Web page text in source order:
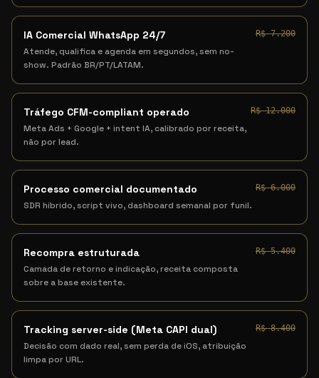
IA Comercial WhatsApp 24/7
Atende, qualifica e agenda em segundos, sem no-
show. Padrão BR/PT/LATAM.
R$ 7.200
Tráfego CFM-compliant operado
Meta Ads + Google + intent IA, calibrado por receita,
não por lead.
R$ 12.000
Processo comercial documentado
SDR híbrido, script vivo, dashboard semanal por funil.
R$ 6.000
Recompra estruturada
Camada de retorno e indicação, receita composta
sobre a base existente.
R$ 5.400
Tracking server-side (Meta CAPI dual)
Decisão com dado real, sem perda de iOS, atribuição
limpa por URL.
R$ 8.400